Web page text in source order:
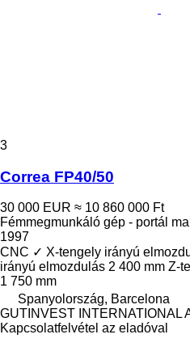
3
Correa FP40/50
30 000 EUR ≈ 10 860 000 Ft
Fémmegmunkáló gép - portál
1997
CNC ✓ X-tengely irányú
irányú elmozdulás 2 400 mm Z-
1 750 mm
Spanyolország, Barcelona
GUTINVEST INTERNATIONAL
Kapcsolatfelvétel az eladóval